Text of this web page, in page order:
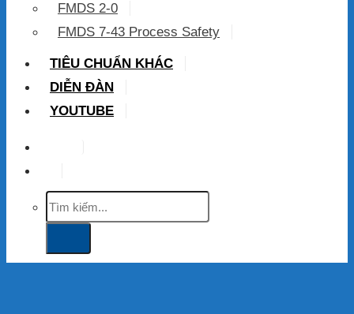
FMDS 2-0
FMDS 7-43 Process Safety
TIÊU CHUẨN KHÁC
DIỄN ĐÀN
YOUTUBE
Tìm
kiếm: